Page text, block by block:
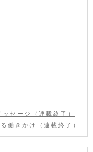
セージ（連載終了）
働きかけ（連載終了）